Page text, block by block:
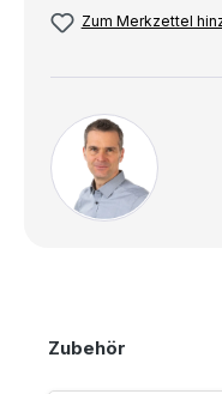
Zum Merkzettel
Zubehör